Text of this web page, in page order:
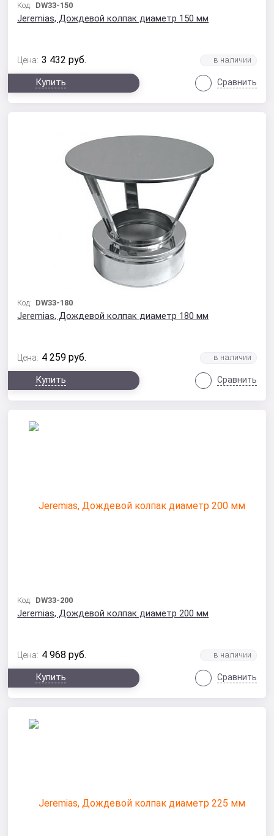
Код: DW33-150
Jeremias, Дождевой колпак диаметр 150 мм
Цена: 3 432 руб.
Купить Сравнить
Код: DW33-180
Jeremias, Дождевой колпак диаметр 180 мм
Цена: 4 259 руб.
Купить Сравнить
Код: DW33-200
Jeremias, Дождевой колпак диаметр 200 мм
Цена: 4 968 руб.
Купить Сравнить